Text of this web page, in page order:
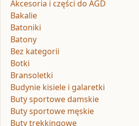
Akcesoria i części do AGD
Bakalie
Batoniki
Batony
Bez kategorii
Botki
Bransoletki
Budynie kisiele i galaretki
Buty sportowe damskie
Buty sportowe męskie
Buty trekkingowe